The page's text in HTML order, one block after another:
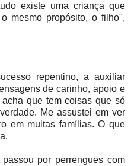
existe uma criança que
mesmo propósito, o filho",
repentino, a auxiliar
de carinho, apoio e
que tem coisas que só
Me assustei em ver
em muitas famílias. O que
por perrengues com